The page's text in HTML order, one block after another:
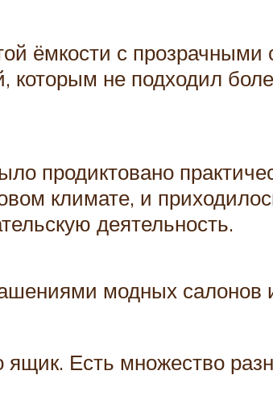
ёмкости с прозрачными
которым не подходил
продиктовано
климате, и
деятельность.
модных
Есть множество